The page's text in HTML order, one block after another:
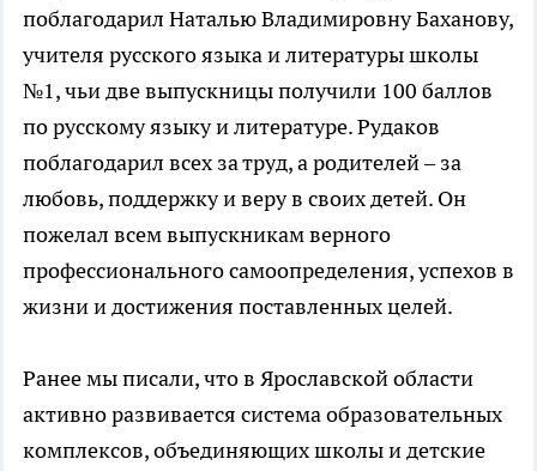
поблагодарил Наталью Владимировну Баханову,
учителя русского языка и литературы школы
№1, чьи две выпускницы получили 100 баллов
по русскому языку и литературе. Рудаков
поблагодарил всех за труд, а родителей – за
любовь, поддержку и веру в своих детей. Он
пожелал всем выпускникам верного
профессионального самоопределения, успехов в
жизни и достижения поставленных целей.
Ранее мы писали, что в Ярославской области
активно развивается система образовательных
комплексов, объединяющих школы и детские